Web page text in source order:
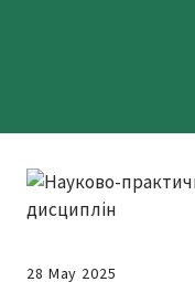
28 May 2025